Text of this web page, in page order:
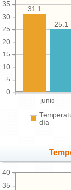
junio
0
5
10
15
20
25
30
35
31.1
25.1
día
35
40